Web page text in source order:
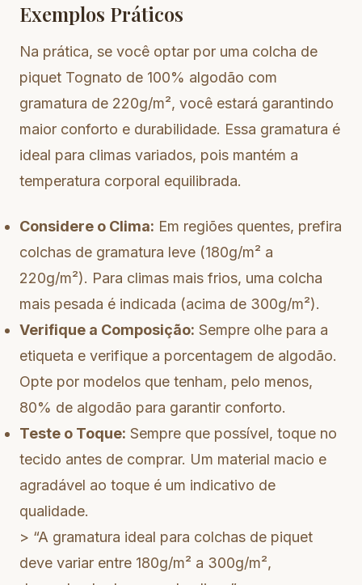
Exemplos Práticos
Na prática, se você optar por uma colcha de
piquet Tognato de 100% algodão com
gramatura de 220g/m², você estará garantindo
maior conforto e durabilidade. Essa gramatura é
ideal para climas variados, pois mantém a
temperatura corporal equilibrada.
Considere o Clima: Em regiões quentes, prefira
colchas de gramatura leve (180g/m² a
220g/m²). Para climas mais frios, uma colcha
mais pesada é indicada (acima de 300g/m²).
Verifique a Composição: Sempre olhe para a
etiqueta e verifique a porcentagem de algodão.
Opte por modelos que tenham, pelo menos,
80% de algodão para garantir conforto.
Teste o Toque: Sempre que possível, toque no
tecido antes de comprar. Um material macio e
agradável ao toque é um indicativo de
qualidade.
> “A gramatura ideal para colchas de piquet
deve variar entre 180g/m² a 300g/m²,